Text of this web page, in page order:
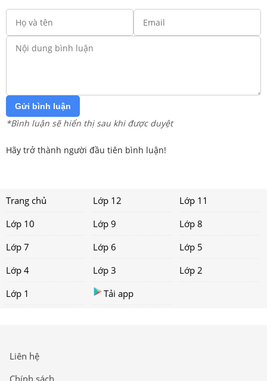
Gửi bình luận
*Bình luận sẽ hiển thị sau khi được duyệt
Hãy trở thành người đầu tiên bình luận!
Trang chủ Lớp 12
Lớp 11
Lớp 10
Lớp 9
Lớp 8
Lớp 7
Lớp 6
Lớp 5
Lớp 4
Lớp 3
Lớp 2
Lớp 1
Tải app
Liên hệ